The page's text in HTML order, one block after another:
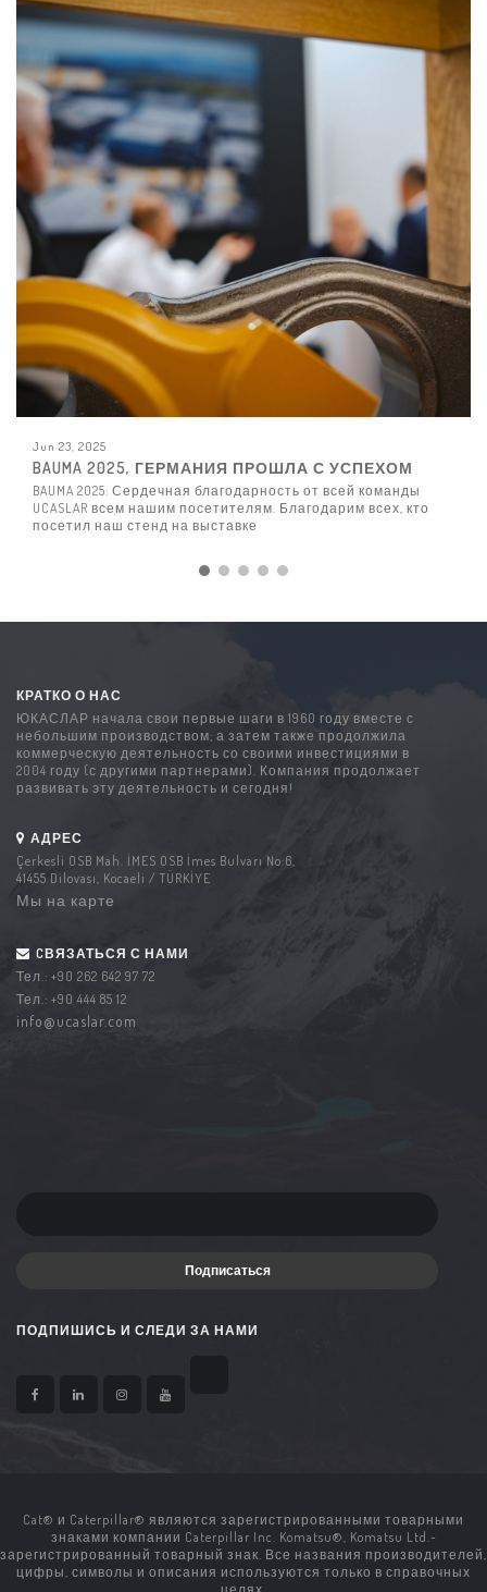
Jun 23, 2025
BAUMA 2025, ГЕРМАНИЯ ПРОШЛА С УСПЕХОМ
BAUMA 2025: Сердечная благодарность от всей команды
UCASLAR всем нашим посетителям. Благодарим всех, кто
посетил наш стенд на выставке
КРАТКО О НАС
ЮКАСЛАР начала свои первые шаги в 1960 году вместе с
небольшим производством; а затем также продолжила
коммерческую деятельность со своими инвестициями в
2004 году (с другими партнерами). Компания продолжает
развивать эту деятельность и сегодня!
АДРЕС
Çerkesli OSB Mah. İMES OSB İmes Bulvarı No:6,
41455 Dilovası, Kocaeli / TÜRKİYE
Мы на карте
CВЯЗАТЬСЯ С НАМИ
Тел.: +90 262 642 97 72
Тел.: +90 444 85 12
info@ucaslar.com
Подписаться
ПОДПИШИСЬ И СЛЕДИ ЗА НАМИ
Cat® и Caterpillar® являются зарегистрированными товарными
знаками компании Caterpillar Inc. Komatsu®, Komatsu Ltd.-
зарегистрированный товарный знак. Все названия производителей,
цифры, символы и описания используются только в справочных